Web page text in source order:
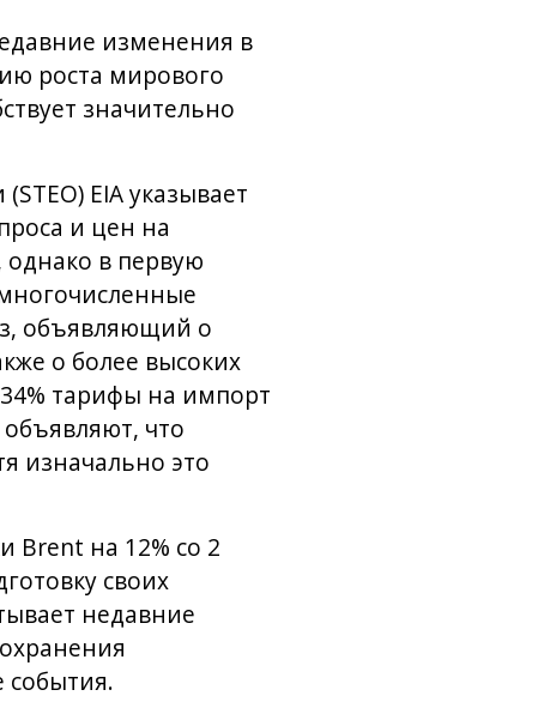
изменения в
роста мирового
значительно
EIA указывает
и цен на
в первую
объявляющий о
о более высоких
тарифы на импорт
что
изначально это
Brent на 12% со 2
своих
недавние
события.